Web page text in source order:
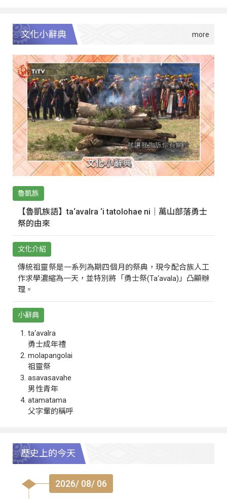
文化小辭典
魯凱族
【魯凱族語】ta‘avalra ‘i tatolohae ni｜萬山部落勇士
祭的由來
文化介紹
傳統祖靈祭是一系列為期四個月的祭典，現今配合族人工
作求學濃縮為一天，並特別將「勇士祭(Ta‘avala)」凸顯辦
理。
小辭典
ta‘avalra
勇士成年禮
molapangolai
祖靈祭
asavasavahe
男性青年
atamatama
父字輩的稱呼
歷史上的今天
2026/ 08/ 06